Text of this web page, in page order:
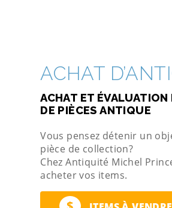
ACHAT
ACHAT ET ÉVALUATION
DE PIÈCES ANTIQUE
Vous pensez détenir un
pièce de collection?
Chez Antiquité Michel
acheter vos items.